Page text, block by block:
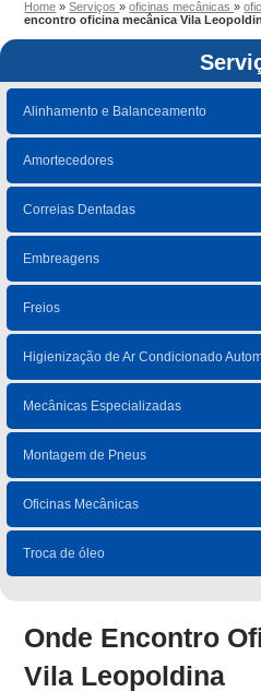
Home »Serviços»oficinas mecânicas»
encontro oficina mecânica Vila
Alinhamento e Balanceamento
Amortecedores
Correias Dentadas
Embreagens
Freios
Higienização de Ar Condicionado
Mecânicas Especializadas
Montagem de Pneus
Oficinas Mecânicas
Troca de óleo
Onde Encontro
Vila Leopoldina